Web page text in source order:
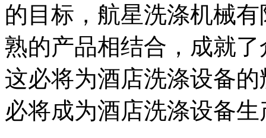
的目标，航星洗涤机械
熟的产品相结合，成就
这必将为酒店洗涤设备
必将成为酒店洗涤设备